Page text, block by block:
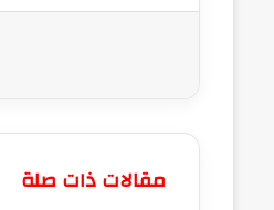
مقالات ذات صلة